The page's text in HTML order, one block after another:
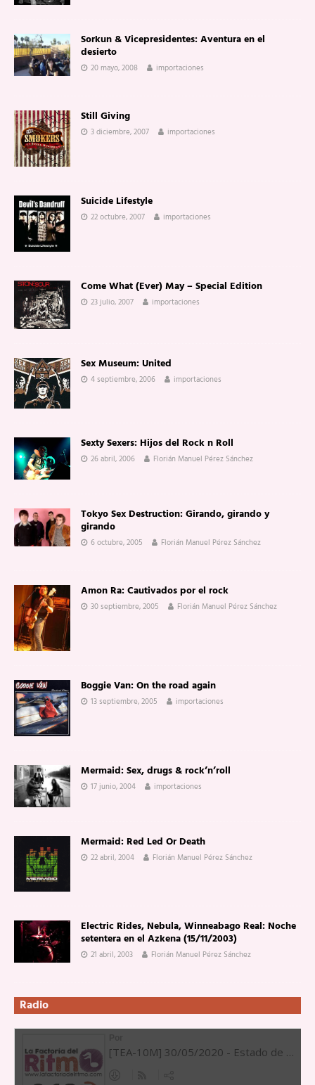
Sorkun & Vicepresidentes: Aventura en el
desierto
20 mayo, 2008 importaciones
Still Giving
3 diciembre, 2007 importaciones
Suicide Lifestyle
22 octubre, 2007 importaciones
Come What (Ever) May – Special Edition
23 julio, 2007 importaciones
Sex Museum: United
4 septiembre, 2006 importaciones
Sexty Sexers: Hijos del Rock n Roll
26 abril, 2006 Florián Manuel Pérez Sánchez
Tokyo Sex Destruction: Girando, girando y
girando
6 octubre, 2005 Florián Manuel Pérez Sánchez
Amon Ra: Cautivados por el rock
30 septiembre, 2005 Florián Manuel Pérez Sánchez
Boggie Van: On the road again
13 septiembre, 2005 importaciones
Mermaid: Sex, drugs & rock’n’roll
17 junio, 2004 importaciones
Mermaid: Red Led Or Death
22 abril, 2004 Florián Manuel Pérez Sánchez
Electric Rides, Nebula, Winneabago Real: Noche
setentera en el Azkena (15/11/2003)
21 abril, 2003 Florián Manuel Pérez Sánchez
Radio